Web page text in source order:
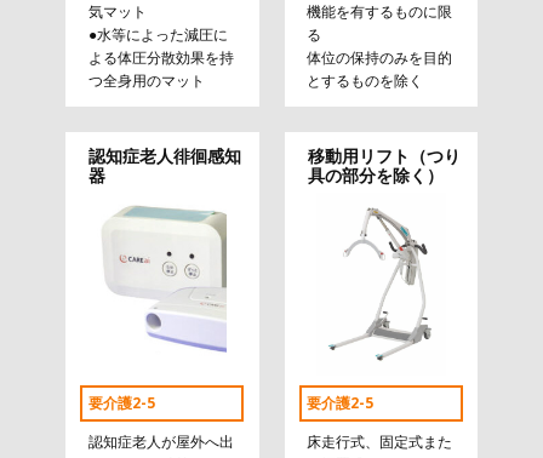
気マット
●水等によった減圧に
よる体圧分散効果を持
つ全身用のマット
機能を有するものに限
る
体位の保持のみを目的
とするものを除く
認知症老人徘徊感知
器
要介護2-5
認知症老人が屋外へ出
移動用リフト（つり
具の部分を除く）
要介護2-5
床走行式、固定式また